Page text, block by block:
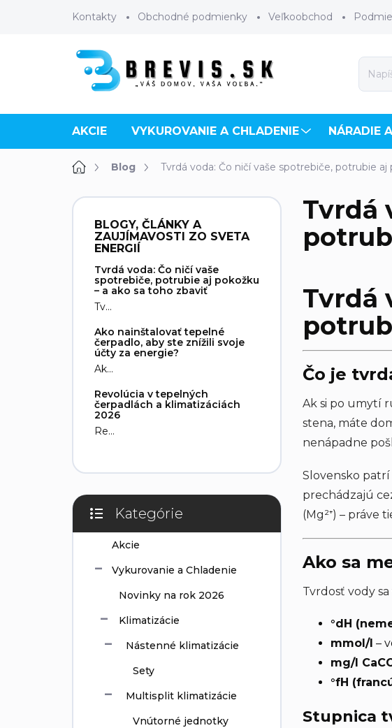
Kontakty Obchodné podmienky Veľkoobchod
AKCIE VYKUROVANIE A CHLADENIE NÁRADIE
DomovBlog Tvrdá voda: Čo ničí vaše spotrebiče, potrubie
B
BLOGY, ČLÁNKY A
ZAUJÍMAVOSTI ZO SVETA
ENERGIÍ
Tvrdá voda: Čo ničí vaše
spotrebiče, potrubie aj pokožku
– a ako sa toho zbaviť
Tv...
Ako nainštalovať tepelné
čerpadlo, aby ste znížili svoje
účty za energie?
Ak...
Revolúcia v tepelných
čerpadlách a klimatizáciách
2026
Re...
Preskočiť
kategórie
Kategórie
Akcie
Vykurovanie a Chladenie
Novinky na rok 2026
Klimatizácie
Nástenné klimatizácie
Sety
Multisplit klimatizácie
Vnútorné jednotky
Tvrdá
Tvrdá
Čo je
Ak si po umytí
stena, máte
nenápadne
Slovensko
prechádzajú
(Mg²⁺) – práve
Ako sa
Tvrdosť vody
°dH
mmol/l –
mg/l
°fH
Stupnica